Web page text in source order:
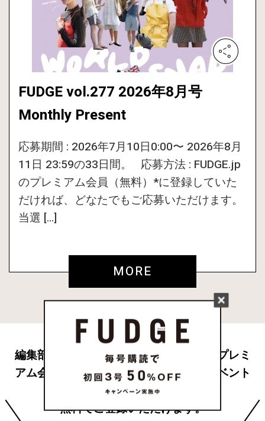
FUDGE vol.277 2026年8月号
Monthly Present
応募期間 : 2026年7月10日0:00〜 2026年8月
11日 23:59の33日間。 応募方法 : FUDGE.jp
のプレミアム会員（無料）*に登録していた
だければ、どなたでもご応募いただけます。
当選 […]
MORE
編集部から配信されるメールマガジンやプレミ
アム会員限定プレゼント、スペシャルイベント
への応募など特典が満載です。
無料でご登録いただけます。